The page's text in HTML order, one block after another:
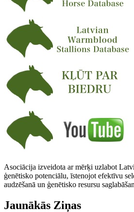
Asociācija izveidota ar mērķi uzlabot
ģenētisko potenciālu, īstenojot efektīvu
audzēšanā un ģenētisko resursu
Jaunākās Ziņas